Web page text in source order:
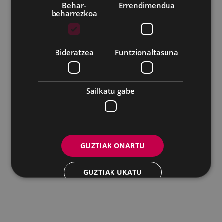
Udalaren sare sozial guztiak
Eibarko Andretxea - Isasi kalea, 11 | 20600 Eibar
Andretxea: 943 54 39 38Berdintasuna: 943 70 84 40
andretxea@eibar.eus
berdintasuna@eibar.eus
IFZ: P2003100A | DIR3 L01200300
Behar-
beharrezkoa
Errendimendua
Bideratzea Funtzionaltasuna
Sailkatu gabe
GUZTIAK ONARTU
GUZTIAK UKATU